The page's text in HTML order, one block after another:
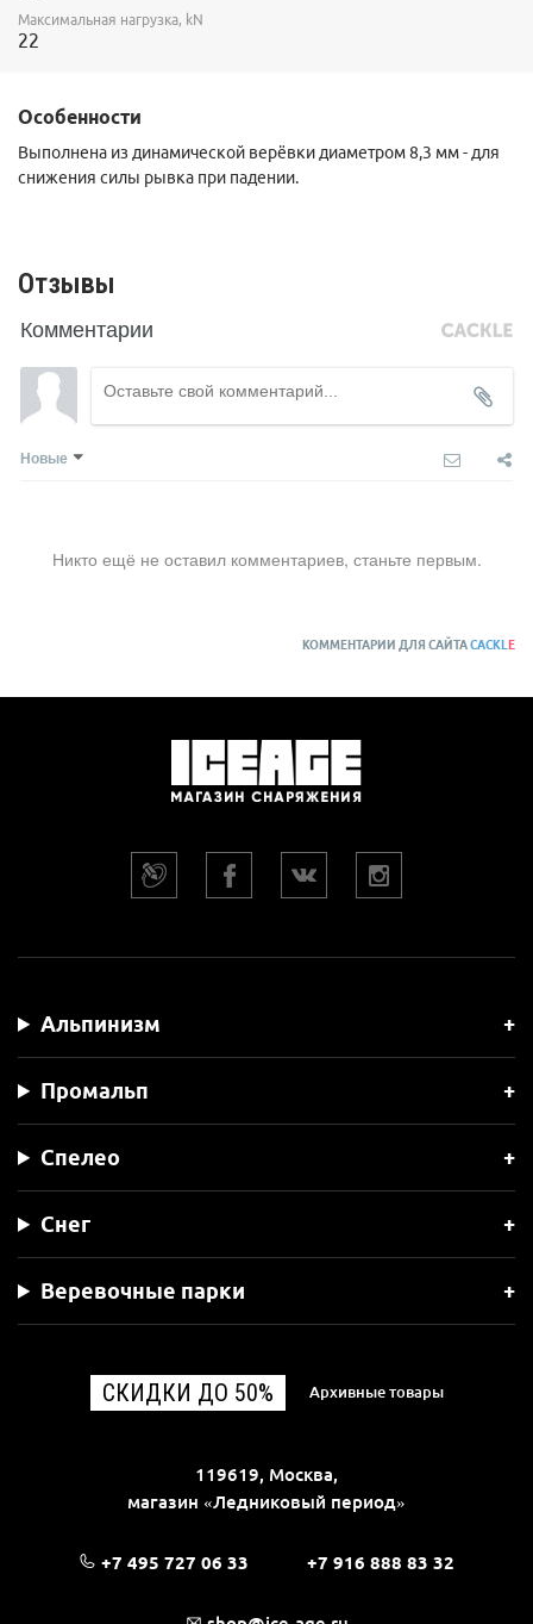
Максимальная нагрузка, kN
22
Особенности
Выполнена из динамической верёвки диаметром 8,3 мм - для
снижения силы рывка при падении.
Отзывы
Комментарии
Новые
Никто ещё не оставил комментариев, станьте первым.
КОММЕНТАРИИ ДЛЯ САЙТАCACKLE
Альпинизм
Промальп
Спелео
Снег
Веревочные парки
СКИДКИ ДО 50% Архивные товары
119619, Москва,
магазин «Ледниковый период»
+7 495 727 06 33 +7 916 888 83 32